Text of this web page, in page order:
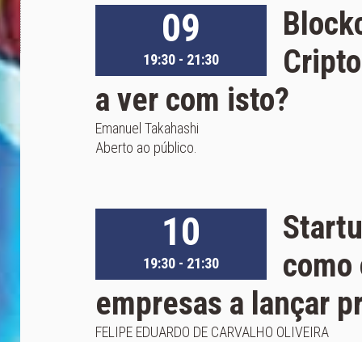
09
19:30 - 21:30
a ver com isto?
Emanuel Takahashi
Aberto ao público.
10
19:30 - 21:30
como
empresas a lançar
FELIPE EDUARDO DE CARVALHO OLIVEIRA